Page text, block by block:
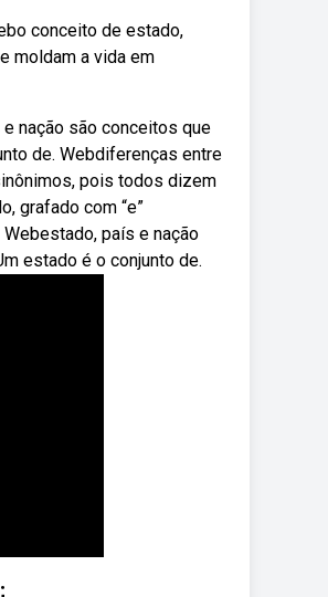
conceito de estado,
moldam a vida em
nação são conceitos que
de. Webdiferenças entre
pois todos dizem
grafado com “e”
país e nação
estado é o conjunto de.